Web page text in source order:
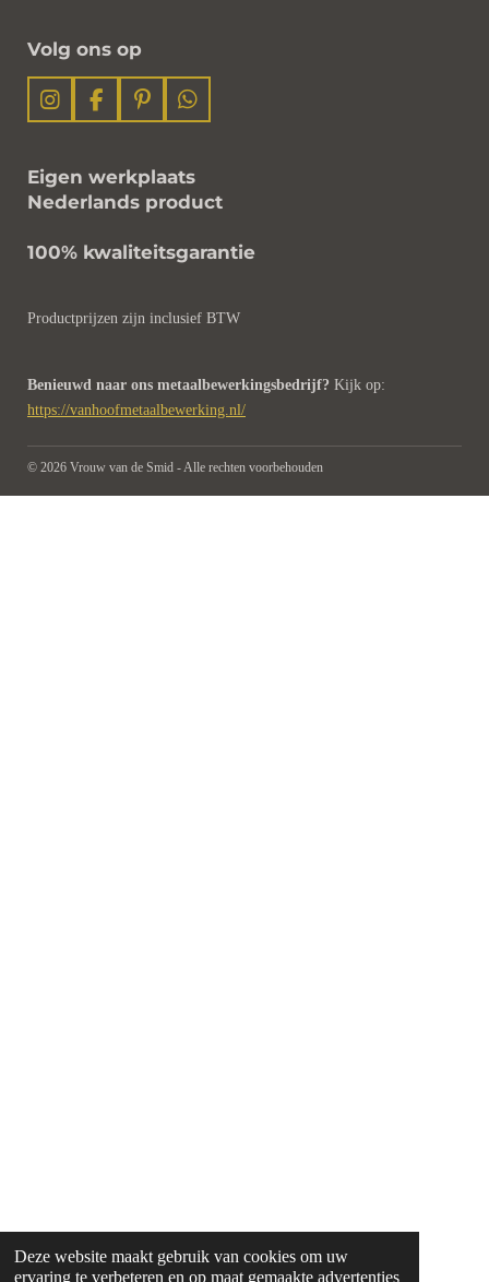
Deze website maakt gebruik van cookies om uw
ervaring te verbeteren en op maat gemaakte advertenties
Volg ons op
I
t
a
g
a
F
e
o
k
P
t
e
s
W
t
s
A
p
Eigen werkplaats
Nederlands product
100% kwaliteitsgarantie
Productprijzen zijn inclusief BTW
Benieuwd naar ons metaalbewerkingsbedrijf? Kijk op:
https://vanhoofmetaalbewerking.nl/
© 2026 Vrouw van de Smid - Alle rechten voorbehouden